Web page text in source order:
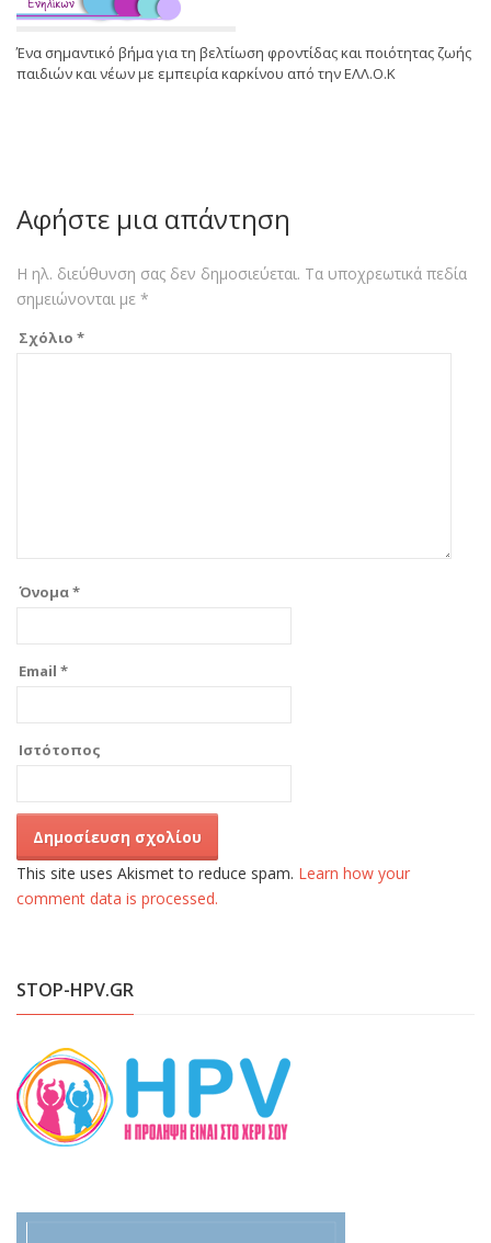
Ένα σημαντικό βήμα για τη βελτίωση φροντίδας και ποιότητας ζωής
παιδιών και νέων με εμπειρία καρκίνου από την ΕΛΛ.Ο.Κ
Αφήστε μια απάντηση
Η ηλ. διεύθυνση σας δεν δημοσιεύεται. Τα υποχρεωτικά πεδία
σημειώνονται με *
Σχόλιο *
Όνομα*
Email *
Ιστότοπος
This site uses Akismet to reduce spam. Learn how your
comment data is processed.
STOP-HPV.GR